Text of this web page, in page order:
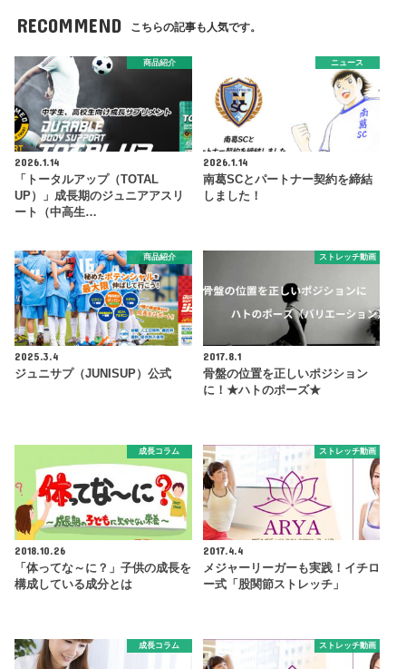
RECOMMEND こちらの記事も人気です。
商品紹介
2026.1.14
「トータルアップ（TOTAL
UP）」成長期のジュニアアスリ
ート（中高生…
ニュース
2026.1.14
南葛SCとパートナー契約を締結
しました！
商品紹介
2025.3.4
ジュニサプ（JUNISUP）公式
ストレッチ動画
2017.8.1
骨盤の位置を正しいポジション
に！★ハトのポーズ★
成長コラム
2018.10.26
「体ってな～に？」子供の成長を
構成している成分とは
ストレッチ動画
2017.4.4
メジャーリーガーも実践！イチロ
ー式「股関節ストレッチ」
成長コラム ストレッチ動画